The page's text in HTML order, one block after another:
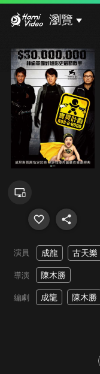
瀏覽
演員 成龍 古天樂
導演 陳木勝
編劇 成龍 陳木勝